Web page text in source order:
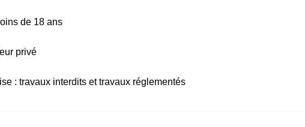
de 18 ans
privé
: travaux interdits et travaux réglementés